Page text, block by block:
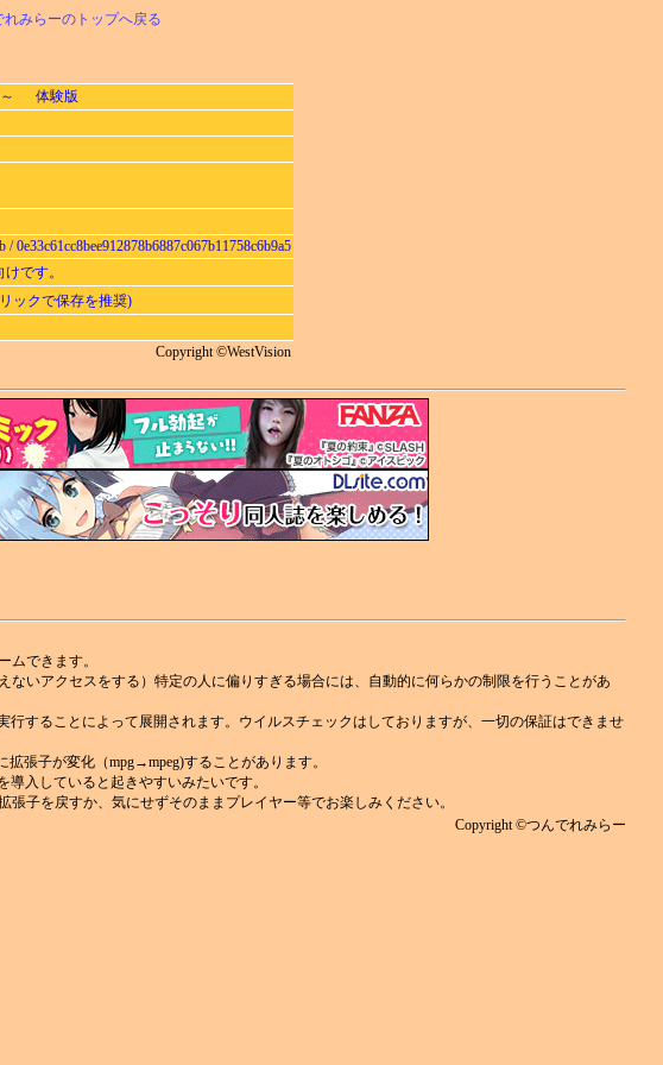
れみらーのトップへ戻る
～ 体験版
0e33c61cc8bee912878b6887c067b11758c6b9a5
です。
ックで保存を推奨)
Copyright ©WestVision
ムできます。
ないアクセスをする）特定の人に偏りすぎる場合には、自動的に何らかの制限を行うことがあ
行することによって展開されます。ウイルスチェックはしておりますが、一切の保証はできませ
張子が変化（mpg→mpeg)することがあります。
入していると起きやすいみたいです。
子を戻すか、気にせずそのままプレイヤー等でお楽しみください。
Copyright ©つんでれみらー